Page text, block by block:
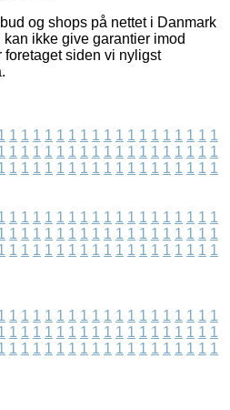
og shops på nettet i Danmark
ikke give garantier imod
siden vi nyligst
1 1 1 1 1 1 1 1 1 1 1 1 1 1 1 1 1 1
1 1 1 1 1 1 1 1 1 1 1 1 1 1 1 1 1 1
1 1 1 1 1 1 1 1 1 1 1 1 1 1 1 1 1 1
1 1 1 1 1 1 1 1 1 1 1 1 1 1 1 1 1 1
1 1 1 1 1 1 1 1 1 1 1 1 1 1 1 1 1 1
1 1 1 1 1 1 1 1 1 1 1 1 1 1 1 1 1 1
1 1 1 1 1 1 1 1 1 1 1 1 1 1 1 1 1 1
1 1 1 1 1 1 1 1 1 1 1 1 1 1 1 1 1 1
1 1 1 1 1 1 1 1 1 1 1 1 1 1 1 1 1 1